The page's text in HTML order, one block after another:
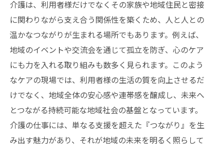
介護は、利用者様だけでなくその家族や地域住民と密接
に関わりながら支え合う関係性を築くため、人と人との
温かなつながりが生まれる場所でもあります。例えば、
地域のイベントや交流会を通じて孤立を防ぎ、心のケア
にも力を入れる取り組みも数多く見られます。このよう
なケアの現場では、利用者様の生活の質を向上させるだ
けでなく、地域全体の安心感や連帯感を醸成し、未来へ
とつながる持続可能な地域社会の基盤となっています。
介護の仕事には、単なる支援を超えた『つながり』を生
み出す魅力があり、それが地域の未来を明るく照らして